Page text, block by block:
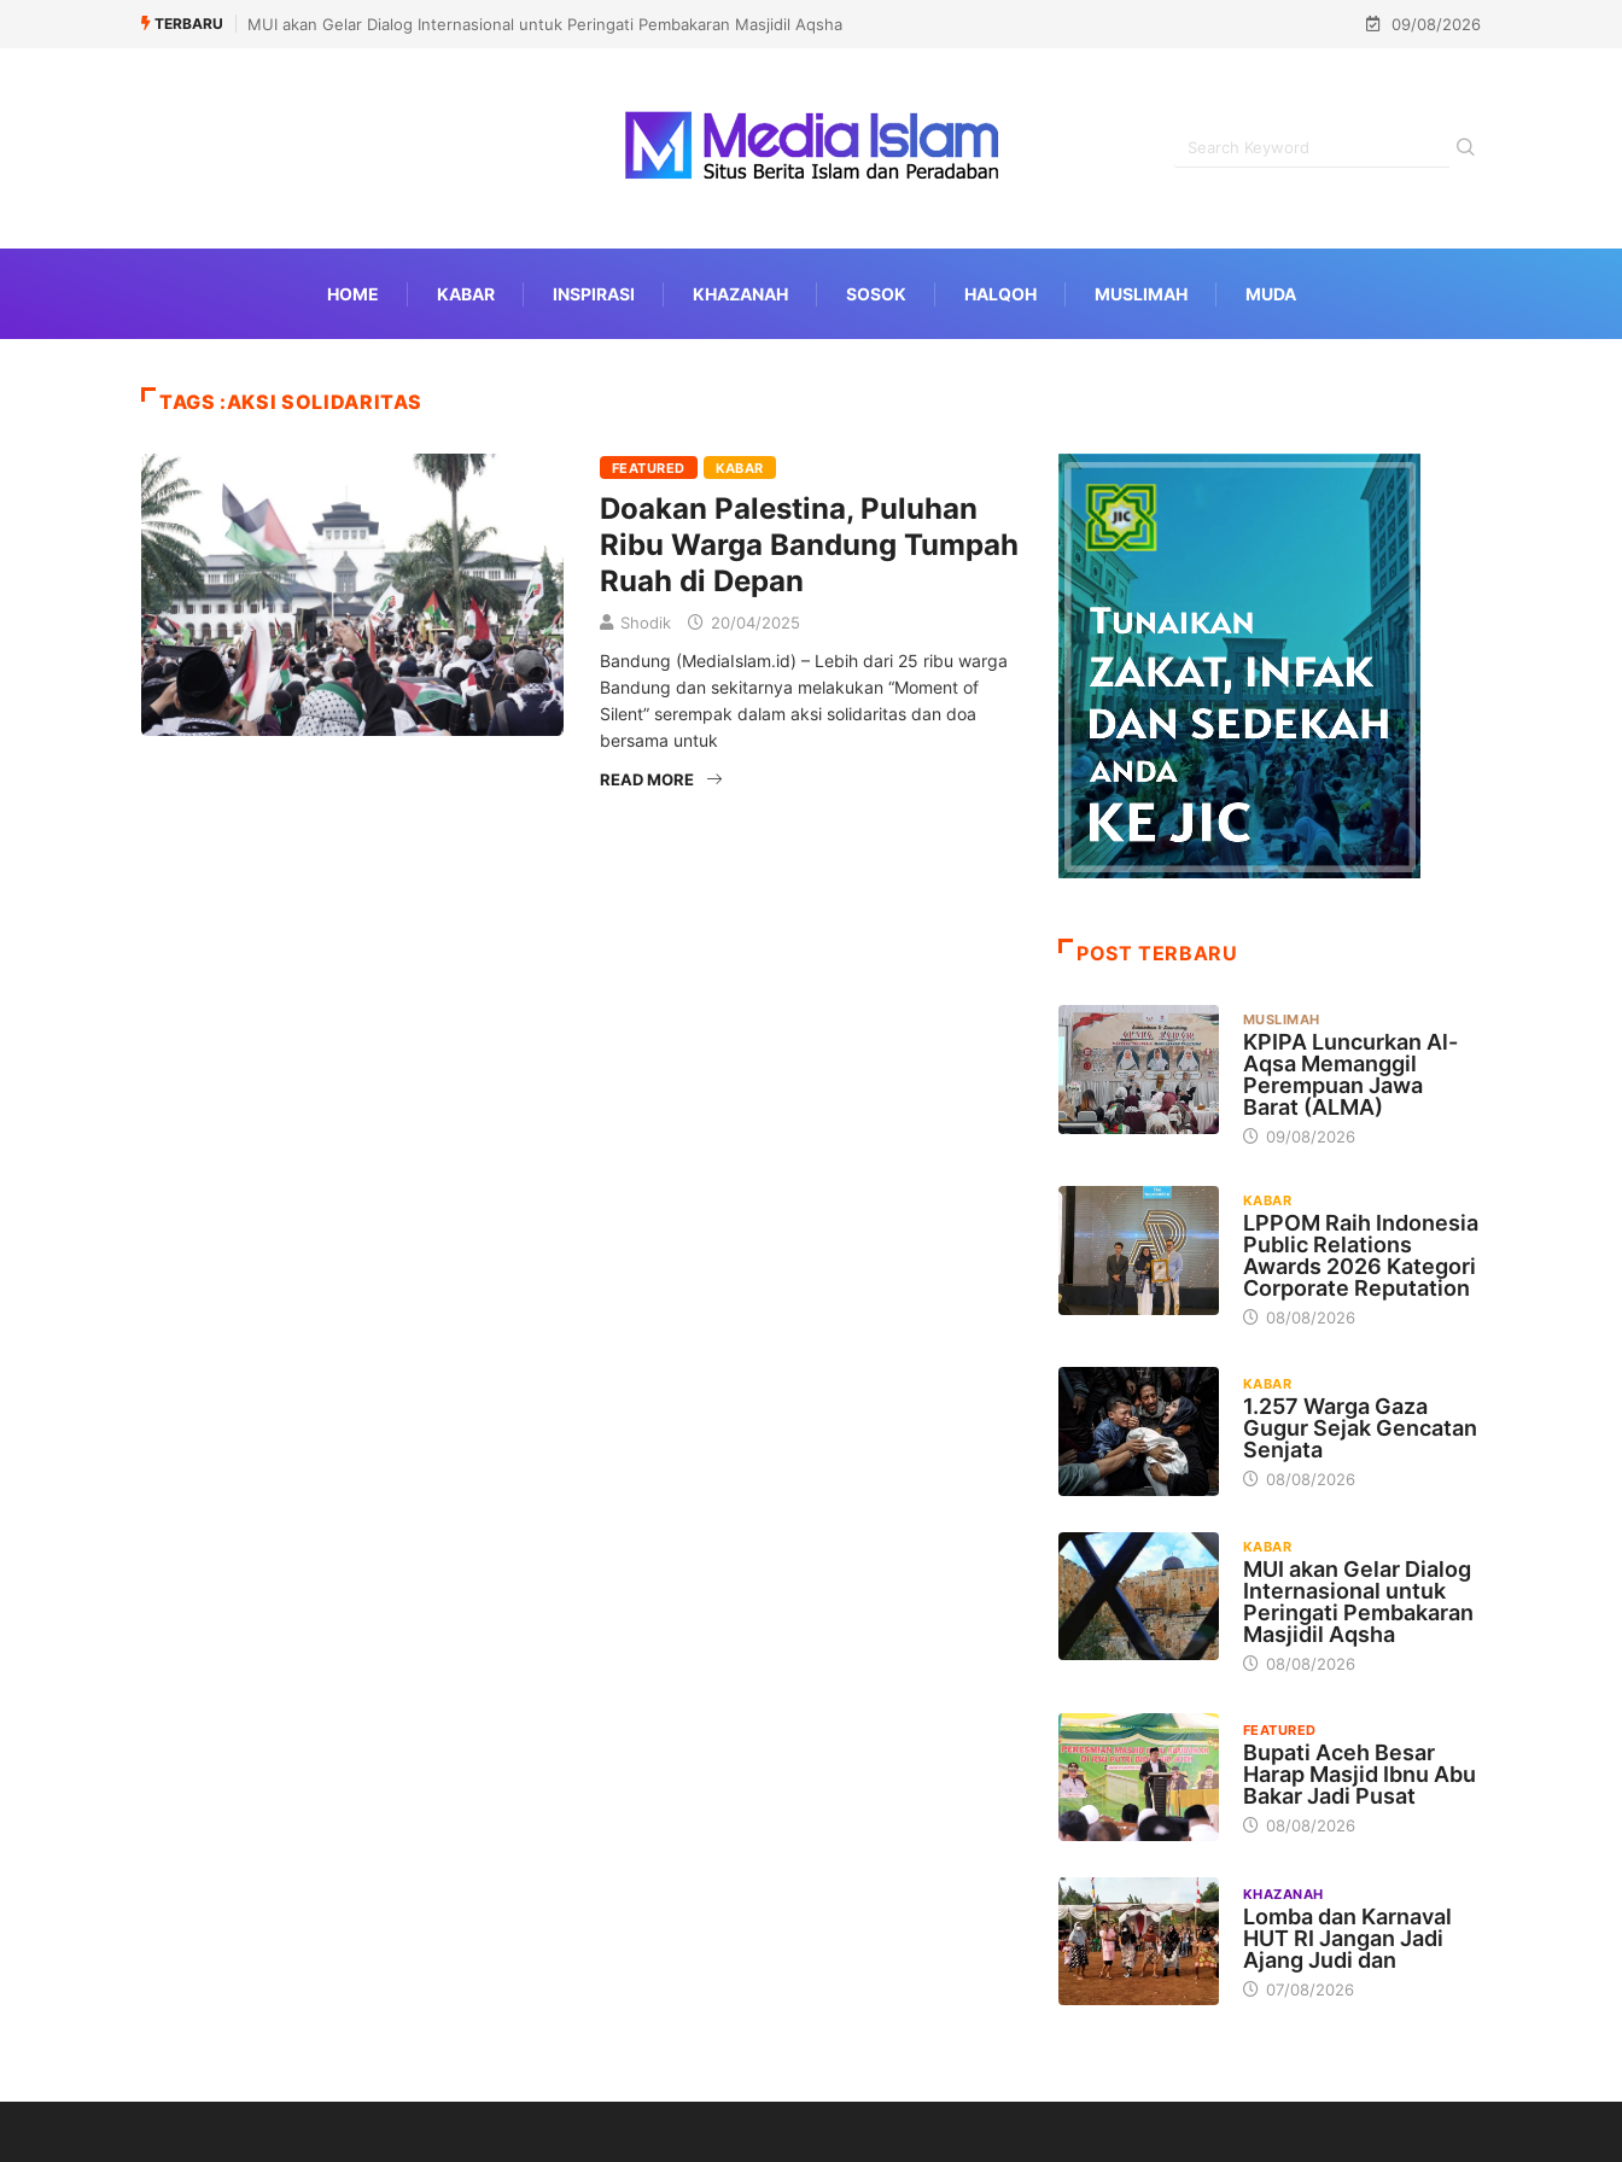
TERBARU MUI akan Gelar Dialog Internasional untuk Peringati Pembakaran Masjidil Aqsha 09/08/2026
HOME KABAR INSPIRASI KHAZANAH SOSOK HALQOH MUSLIMAH MUDA
TAGS :AKSI SOLIDARITAS
FEATURED KABAR
Doakan Palestina, Puluhan
Ribu Warga Bandung Tumpah
Ruah di Depan
Shodik 20/04/2025
Bandung (MediaIslam.id) – Lebih dari 25 ribu warga
Bandung dan sekitarnya melakukan “Moment of
Silent” serempak dalam aksi solidaritas dan doa
bersama untuk
READ MORE
POST TERBARU
MUSLIMAH
KPIPA Luncurkan Al-
Aqsa Memanggil
Perempuan Jawa
Barat (ALMA)
09/08/2026
KABAR
LPPOM Raih Indonesia
Public Relations
Awards 2026 Kategori
Corporate Reputation
08/08/2026
KABAR
1.257 Warga Gaza
Gugur Sejak Gencatan
Senjata
08/08/2026
KABAR
MUI akan Gelar Dialog
Internasional untuk
Peringati Pembakaran
Masjidil Aqsha
08/08/2026
FEATURED
Bupati Aceh Besar
Harap Masjid Ibnu Abu
Bakar Jadi Pusat
08/08/2026
KHAZANAH
Lomba dan Karnaval
HUT RI Jangan Jadi
Ajang Judi dan
07/08/2026